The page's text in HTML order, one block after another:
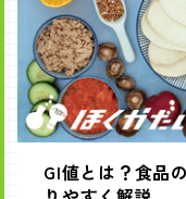
GI値とは？食品